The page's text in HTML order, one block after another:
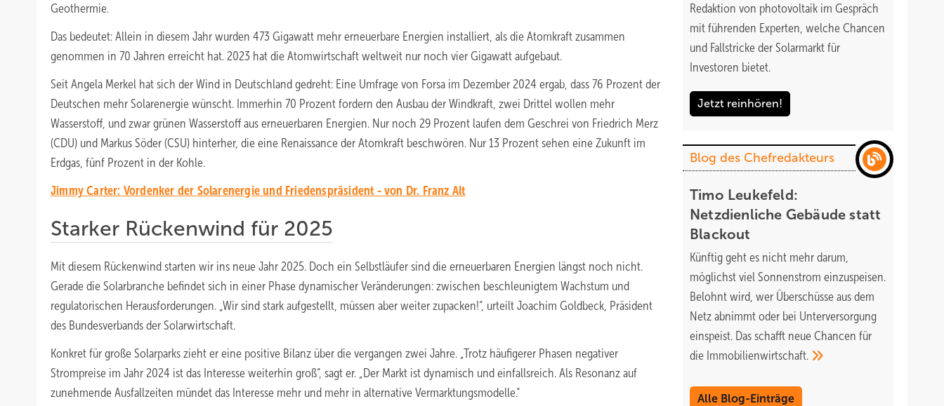
Geothermie.
Das bedeutet: Allein in diesem Jahr wurden 473 Gigawatt mehr erneuerbare Energien installiert, als die Atomkraft zusammen
genommen in 70 Jahren erreicht hat. 2023 hat die Atomwirtschaft weltweit nur noch vier Gigawatt aufgebaut.
Seit Angela Merkel hat sich der Wind in Deutschland gedreht: Eine Umfrage von Forsa im Dezember 2024 ergab, dass 76 Prozent der
Deutschen mehr Solarenergie wünscht. Immerhin 70 Prozent fordern den Ausbau der Windkraft, zwei Drittel wollen mehr
Wasserstoff, und zwar grünen Wasserstoff aus erneuerbaren Energien. Nur noch 29 Prozent laufen dem Geschrei von Friedrich Merz
(CDU) und Markus Söder (CSU) hinterher, die eine Renaissance der Atomkraft beschwören. Nur 13 Prozent sehen eine Zukunft im
Erdgas, fünf Prozent in der Kohle.
Jimmy Carter: Vordenker der Solarenergie und Friedenspräsident - von Dr. Franz Alt
Starker Rückenwind für 2025
Mit diesem Rückenwind starten wir ins neue Jahr 2025. Doch ein Selbstläufer sind die erneuerbaren Energien längst noch nicht.
Gerade die Solarbranche befindet sich in einer Phase dynamischer Veränderungen: zwischen beschleunigtem Wachstum und
regulatorischen Herausforderungen. „Wir sind stark aufgestellt, müssen aber weiter zupacken!“, urteilt Joachim Goldbeck, Präsident
des Bundesverbands der Solarwirtschaft.
Konkret für große Solarparks zieht er eine positive Bilanz über die vergangen zwei Jahre. „Trotz häufigerer Phasen negativer
Strompreise im Jahr 2024 ist das Interesse weiterhin groß“, sagt er. „Der Markt ist dynamisch und einfallsreich. Als Resonanz auf
zunehmende Ausfallzeiten mündet das Interesse mehr und mehr in alternative Vermarktungsmodelle.“
Redaktion von photovoltaik im Gespräch
mit führenden Experten, welche Chancen
und Fallstricke der Solarmarkt für
Investoren bietet.
Jetzt reinhören!
Blog des Chefredakteurs
Timo Leukefeld:
Netzdienliche Gebäude statt
Blackout
Künftig geht es nicht mehr darum,
möglichst viel Sonnenstrom einzuspeisen.
Belohnt wird, wer Überschüsse aus dem
Netz abnimmt oder bei Unterversorgung
einspeist. Das schafft neue Chancen für
die Immobilienwirtschaft.
Alle Blog-Einträge